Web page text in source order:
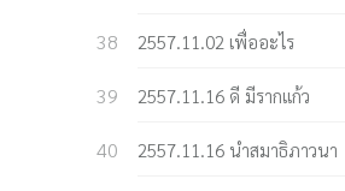
2557.11.02 เพื่ออะไร
2557.11.16 ดี มีรากแก้ว
2557.11.16 นำสมาธิภาวนา